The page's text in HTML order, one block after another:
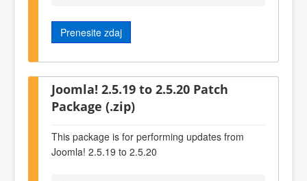
Prenesite zdaj
Joomla! 2.5.19 to 2.5.20 Patch
Package (.zip)
This package is for performing updates from
Joomla! 2.5.19 to 2.5.20